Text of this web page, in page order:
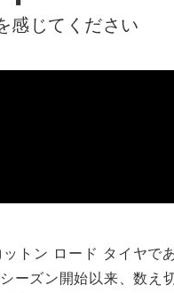
感じてください
トン ロード タイヤで
ーズン開始以来、数え